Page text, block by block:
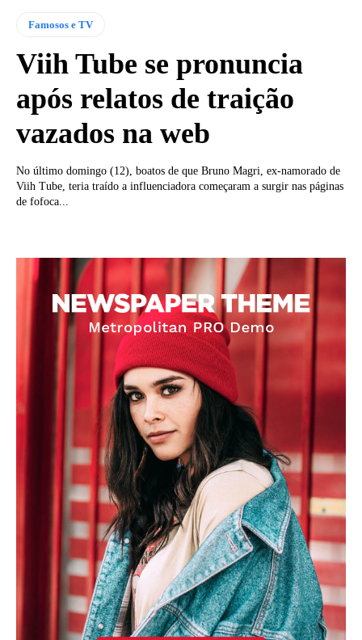
Famosos e TV
Viih Tube se pronuncia
após relatos de traição
vazados na web
No último domingo (12), boatos de que Bruno Magri, ex-namorado de
Viih Tube, teria traído a influenciadora começaram a surgir nas páginas
de fofoca...